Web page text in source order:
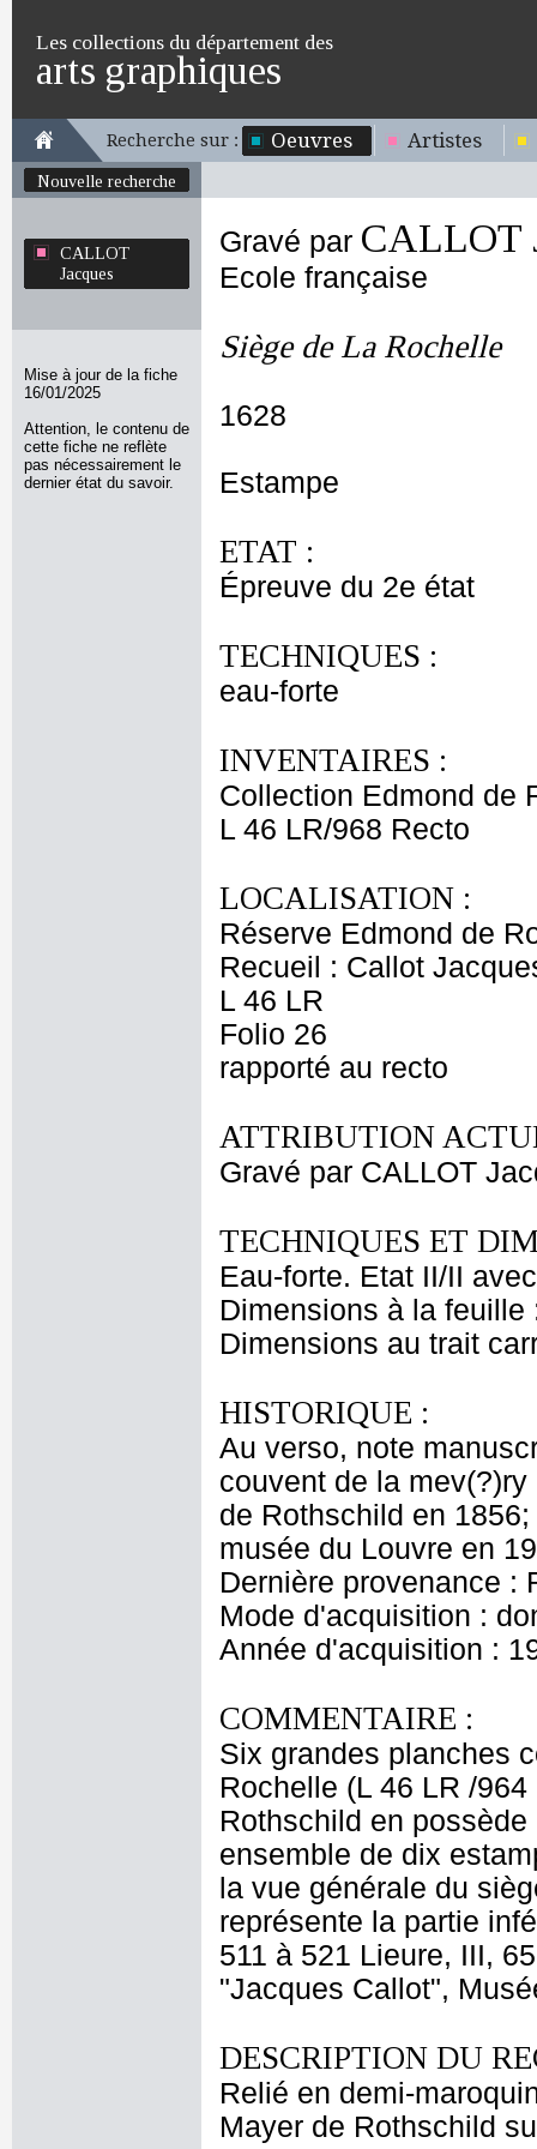
Les collections du département des
arts graphiques
Recherche sur : Oeuvres Artistes
Nouvelle recherche
CALLOT
Jacques
Mise à jour de la fiche
16/01/2025
Attention, le contenu de
cette fiche ne reflète
pas nécessairement le
dernier état du savoir.
Gravé par CALLOT
Ecole française
Siège de La Rochelle
1628
Estampe
ETAT :
Épreuve du 2e état
TECHNIQUES :
eau-forte
INVENTAIRES :
Collection Edmond de
L 46 LR/968 Recto
LOCALISATION :
Réserve Edmond de
Recueil : Callot
L 46 LR
Folio 26
rapporté au recto
ATTRIBUTION
Gravé par CALLOT
TECHNIQUES ET
Eau-forte. Etat II/II
Dimensions à la
Dimensions au trait
HISTORIQUE :
Au verso, note
couvent de la
de Rothschild en
musée du Louvre en
Dernière provenance :
Mode d'acquisition :
Année d'acquisition :
COMMENTAIRE :
Six grandes planches
Rochelle (L 46 LR /
Rothschild en
ensemble de dix
la vue générale du
représente la partie
511 à 521 Lieure, III,
"Jacques Callot",
DESCRIPTION DU
Relié en demi-
Mayer de Rothschild